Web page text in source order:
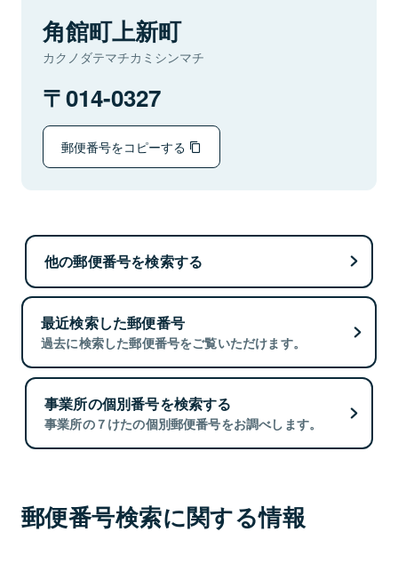
角館町上新町
カクノダテマチカミシンマチ
014-0327
郵便番号をコピーする
他の郵便番号を検索する
最近検索した郵便番号
過去に検索した郵便番号をご覧いただけます。
事業所の個別番号を検索する
事業所の７けたの個別郵便番号をお調べします。
郵便番号検索に関する情報